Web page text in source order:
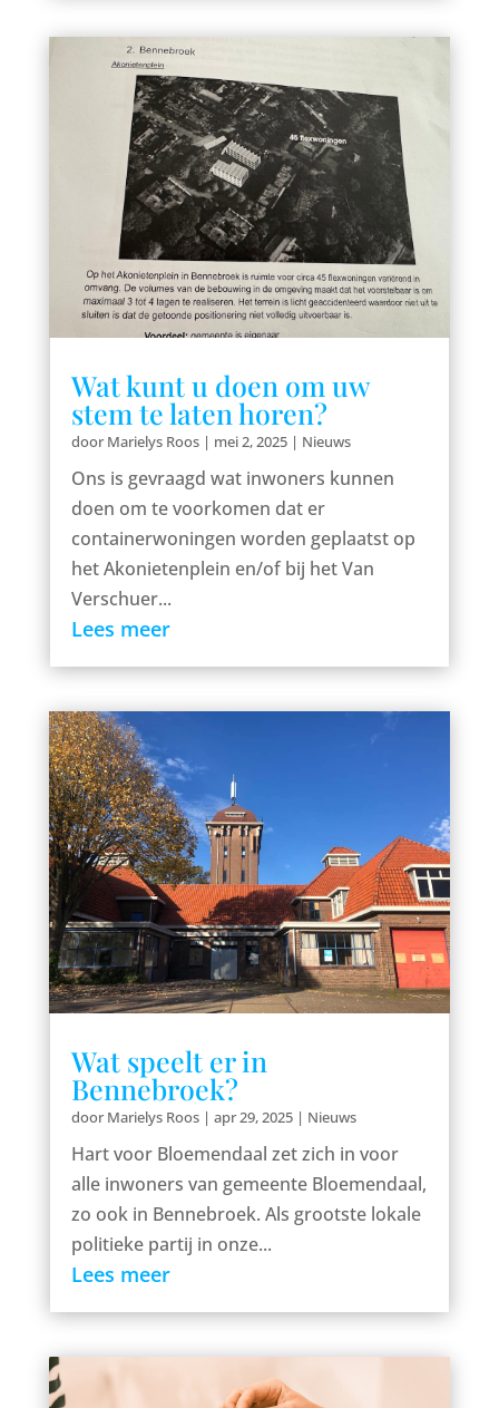
Wat kunt u doen om uw
stem te laten horen?
doorMarielys Roos| mei 2, 2025| Nieuws
Ons is gevraagd wat inwoners kunnen
doen om te voorkomen dat er
containerwoningen worden geplaatst op
het Akonietenplein en/of bij het Van
Verschuer...
Lees meer
Wat speelt er in
Bennebroek?
doorMarielys Roos| apr 29, 2025| Nieuws
Hart voor Bloemendaal zet zich in voor
alle inwoners van gemeente Bloemendaal,
zo ook in Bennebroek. Als grootste lokale
politieke partij in onze...
Lees meer